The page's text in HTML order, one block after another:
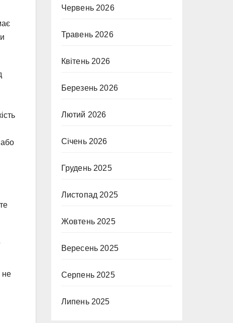
не
Червень 2026
Травень 2026
Квітень 2026
Березень 2026
Лютий 2026
Січень 2026
Грудень 2025
Листопад 2025
Жовтень 2025
Вересень 2025
Серпень 2025
Липень 2025